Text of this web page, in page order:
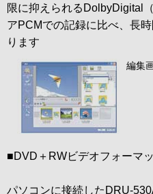
限に抑えられるDolbyDigital
アPCMでの記録に比べ、長
ります
編集
■DVD＋RWビデオフォーマ
パソコンに接続したDRU-